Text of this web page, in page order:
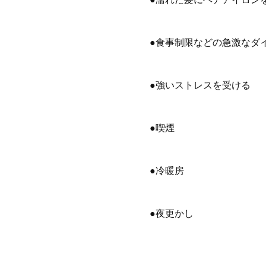
●食事制限などの急激なダ
●強いストレスを受ける
●喫煙
●冷暖房
●夜更かし